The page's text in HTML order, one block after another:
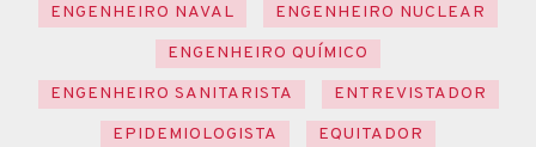
ENGENHEIRO NAVAL
ENGENHEIRO NUCLEAR
ENGENHEIRO QUÍMICO
ENGENHEIRO SANITARISTA
ENTREVISTADOR
EPIDEMIOLOGISTA
EQUITADOR